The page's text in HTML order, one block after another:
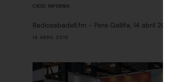
CIESC INFORMA
Radiosabadell.fm - Pere Gallifa, 14 abril 2018
14 ABRIL 2018